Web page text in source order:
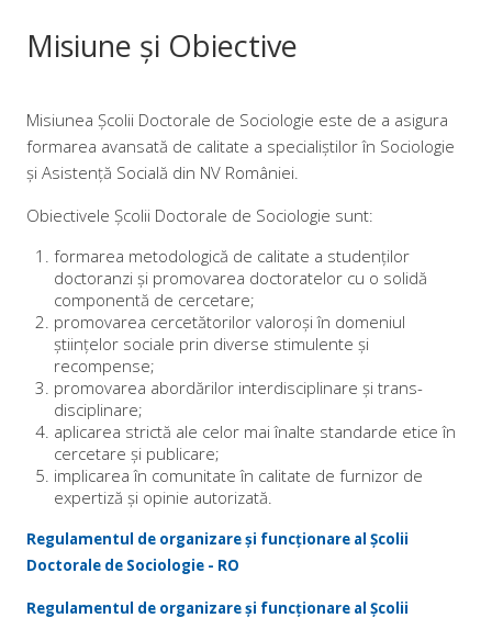
Misiune și Obiective
Misiunea Școlii Doctorale de Sociologie este de a asigura
formarea avansată de calitate a specialiștilor în Sociologie
și Asistență Socială din NV României.
Obiectivele Școlii Doctorale de Sociologie sunt:
formarea metodologică de calitate a studenților
doctoranzi și promovarea doctoratelor cu o solidă
componentă de cercetare;
promovarea cercetătorilor valoroși în domeniul
științelor sociale prin diverse stimulente și
recompense;
promovarea abordărilor interdisciplinare și trans-
disciplinare;
aplicarea strictă ale celor mai înalte standarde etice în
cercetare și publicare;
implicarea în comunitate în calitate de furnizor de
expertiză și opinie autorizată.
Regulamentul de organizare și funcționare al Școlii
Doctorale de Sociologie - RO
Regulamentul de organizare și funcționare al Școlii